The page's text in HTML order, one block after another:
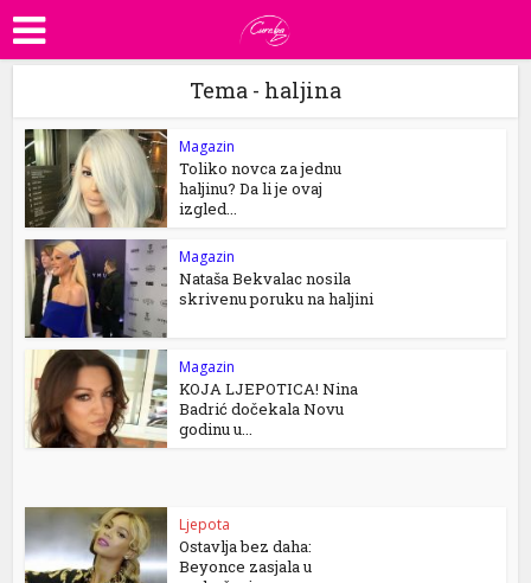
Tema - haljina
Magazin
Toliko novca za jednu
haljinu? Da li je ovaj
izgled...
Magazin
Nataša Bekvalac nosila
skrivenu poruku na haljini
Magazin
KOJA LJEPOTICA! Nina
Badrić dočekala Novu
godinu u...
Ljepota
Ostavlja bez daha:
Beyonce zasjala u